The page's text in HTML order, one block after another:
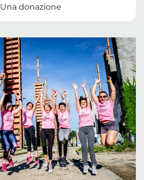
Una donazione